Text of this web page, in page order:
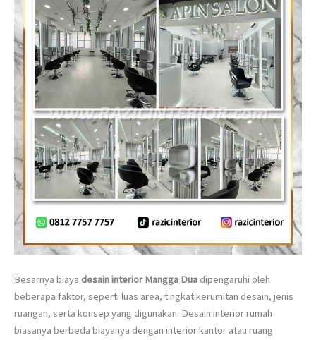
Besarnya biaya desain interior Mangga Dua dipengaruhi oleh
beberapa faktor, seperti luas area, tingkat kerumitan desain, jenis
ruangan, serta konsep yang digunakan. Desain interior rumah
biasanya berbeda biayanya dengan interior kantor atau ruang